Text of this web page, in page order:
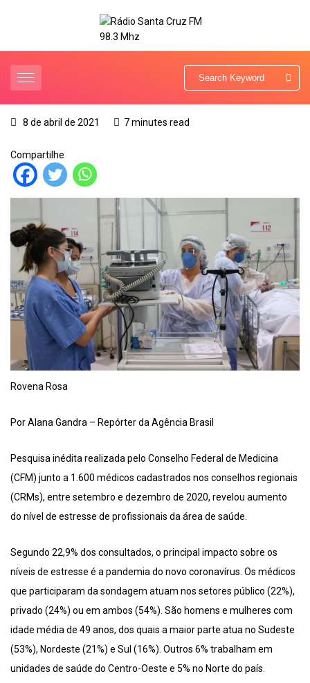
8 de abril de 2021 7 minutes read
Compartilhe
Rovena Rosa
Por Alana Gandra – Repórter da Agência Brasil
Pesquisa inédita realizada pelo Conselho Federal de Medicina
(CFM) junto a 1.600 médicos cadastrados nos conselhos regionais
(CRMs), entre setembro e dezembro de 2020, revelou aumento
do nível de estresse de profissionais da área de saúde.
Segundo 22,9% dos consultados, o principal impacto sobre os
níveis de estresse é a pandemia do novo coronavírus. Os médicos
que participaram da sondagem atuam nos setores público (22%),
privado (24%) ou em ambos (54%). São homens e mulheres com
idade média de 49 anos, dos quais a maior parte atua no Sudeste
(53%), Nordeste (21%) e Sul (16%). Outros 6% trabalham em
unidades de saúde do Centro-Oeste e 5% no Norte do país.